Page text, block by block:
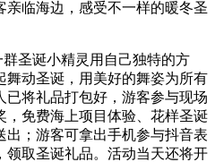
临海边，感受不一样的暖冬圣
圣诞小精灵用自己独特的方
舞动圣诞，用美好的舞姿为所有
已将礼品打包好，游客参与现场
，免费海上项目体验、花样圣诞
；游客可拿出手机参与抖音表
领取圣诞礼品。活动当天还将开